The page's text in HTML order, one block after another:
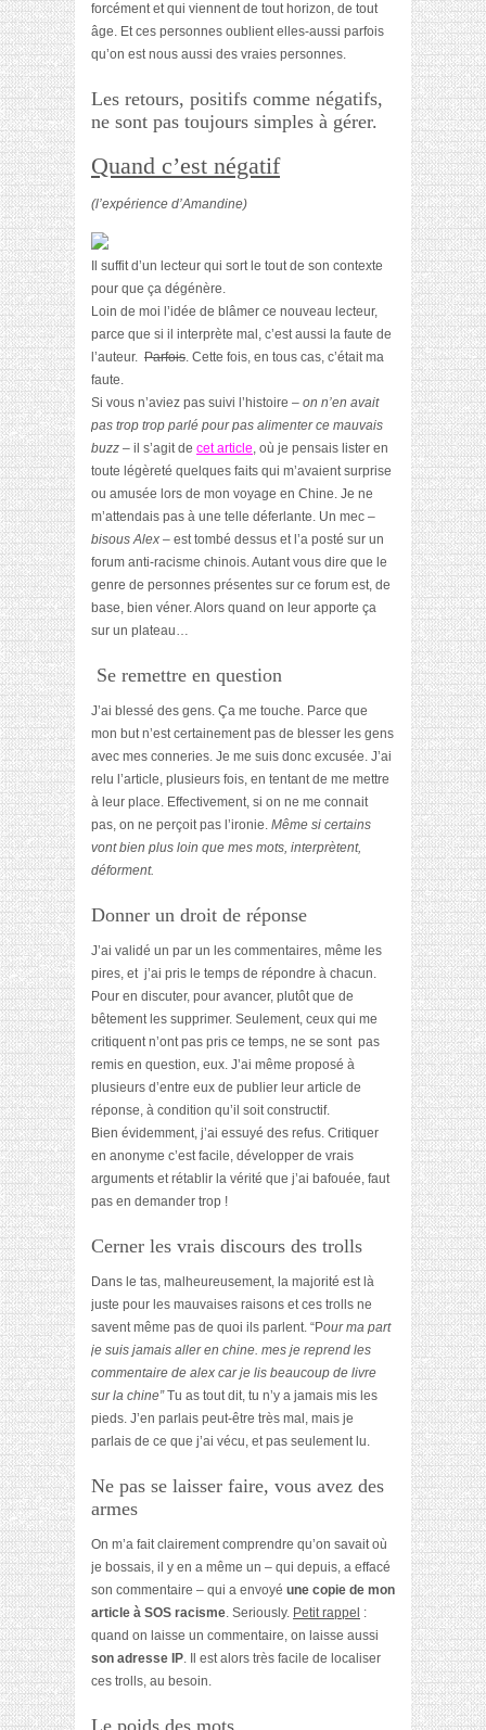
forcément et qui viennent de tout horizon, de tout
âge. Et ces personnes oublient elles-aussi parfois
qu’on est nous aussi des vraies personnes.
Les retours, positifs comme négatifs,
ne sont pas toujours simples à gérer.
Quand c’est négatif
(l’expérience d’Amandine)
Il suffit d’un lecteur qui sort le tout de son contexte
pour que ça dégénère.
Loin de moi l’idée de blâmer ce nouveau lecteur,
parce que si il interprète mal, c’est aussi la faute de
l’auteur. Parfois. Cette fois, en tous cas, c’était ma
faute.
Si vous n’aviez pas suivi l’histoire – on n’en avait
pas trop trop parlé pour pas alimenter ce mauvais
buzz – il s’agit de cet article, où je pensais lister en
toute légèreté quelques faits qui m’avaient surprise
ou amusée lors de mon voyage en Chine. Je ne
m’attendais pas à une telle déferlante. Un mec –
bisous Alex – est tombé dessus et l’a posté sur un
forum anti-racisme chinois. Autant vous dire que le
genre de personnes présentes sur ce forum est, de
base, bien véner. Alors quand on leur apporte ça
sur un plateau…
Se remettre en question
J’ai blessé des gens. Ça me touche. Parce que
mon but n’est certainement pas de blesser les gens
avec mes conneries. Je me suis donc excusée. J’ai
relu l’article, plusieurs fois, en tentant de me mettre
à leur place. Effectivement, si on ne me connait
pas, on ne perçoit pas l’ironie. Même si certains
vont bien plus loin que mes mots, interprètent,
déforment.
Donner un droit de réponse
J’ai validé un par un les commentaires, même les
pires, et j’ai pris le temps de répondre à chacun.
Pour en discuter, pour avancer, plutôt que de
bêtement les supprimer. Seulement, ceux qui me
critiquent n’ont pas pris ce temps, ne se sont pas
remis en question, eux. J’ai même proposé à
plusieurs d’entre eux de publier leur article de
réponse, à condition qu’il soit constructif.
Bien évidemment, j’ai essuyé des refus. Critiquer
en anonyme c’est facile, développer de vrais
arguments et rétablir la vérité que j’ai bafouée, faut
pas en demander trop !
Cerner les vrais discours des trolls
Dans le tas, malheureusement, la majorité est là
juste pour les mauvaises raisons et ces trolls ne
savent même pas de quoi ils parlent. “Pour ma part
je suis jamais aller en chine. mes je reprend les
commentaire de alex car je lis beaucoup de livre
sur la chine”Tu as tout dit, tu n’y a jamais mis les
pieds. J’en parlais peut-être très mal, mais je
parlais de ce que j’ai vécu, et pas seulement lu.
Ne pas se laisser faire, vous avez des
armes
On m’a fait clairement comprendre qu’on savait où
je bossais, il y en a même un – qui depuis, a effacé
son commentaire – qui a envoyé une copie de mon
article à SOS racisme. Seriously. Petit rappel :
quand on laisse un commentaire, on laisse aussi
son adresse IP. Il est alors très facile de localiser
ces trolls, au besoin.